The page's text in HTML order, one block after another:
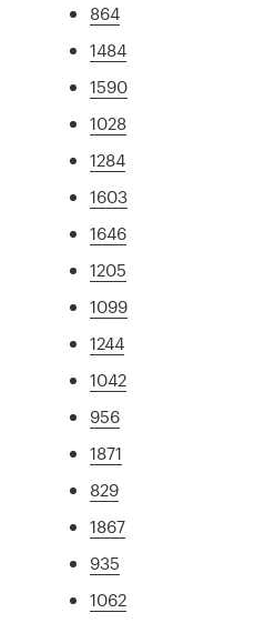
864
1484
1590
1028
1284
1603
1646
1205
1099
1244
1042
956
1871
829
1867
935
1062